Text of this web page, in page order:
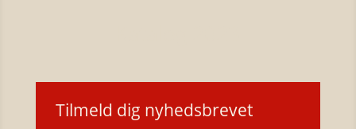
Tilmeld dig nyhedsbrevet